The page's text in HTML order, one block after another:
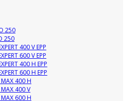
250
250
400 V EPP
600 V EPP
400 H EPP
600 H EPP
MAX 400 H
400 V
MAX 600 H